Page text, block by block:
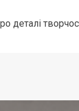
деталі